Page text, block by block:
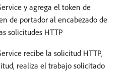
y agrega el token de
de portador al encabezado de
solicitudes HTTP
recibe la solicitud HTTP,
realiza el trabajo solicitado